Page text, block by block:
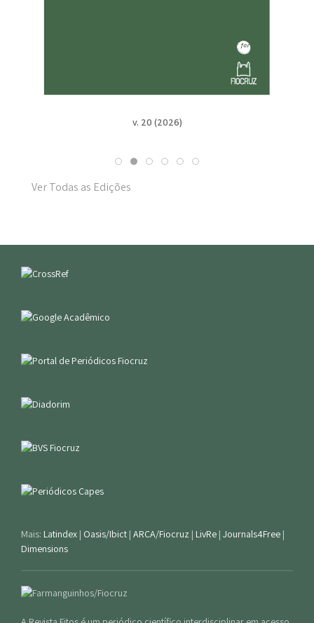
v. 20 (2026)
Ver Todas as Edições
Mais: Latindex | Oasis/Ibict | ARCA/Fiocruz | LivRe | Journals4Free |
Dimensions